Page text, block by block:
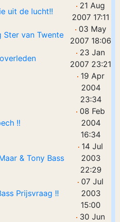
uit de lucht!!
21 Aug
2007 17:11
Ster van Twente
03 May
2007 18:06
23 Jan
2007 23:21
19 Apr
2004
23:34
!!
08 Feb
2004
16:34
& Tony Bass
14 Jul
2003
22:29
Prijsvraag !!
07 Jul
2003
15:00
30 Jun